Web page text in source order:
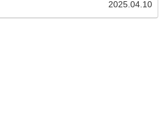
2025.04.10